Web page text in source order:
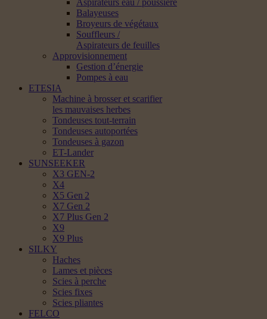
Aspirateurs eau / poussière
Balayeuses
Broyeurs de végétaux
Souffleurs /
Aspirateurs de feuilles
Approvisionnement
Gestion d’énergie
Pompes à eau
ETESIA
Machine à brosser et scarifier
les mauvaises herbes
Tondeuses tout-terrain
Tondeuses autoportées
Tondeuses à gazon
ET-Lander
SUNSEEKER
X3 GEN-2
X4
X5 Gen 2
X7 Gen 2
X7 Plus Gen 2
X9
X9 Plus
SILKY
Haches
Lames et pièces
Scies à perche
Scies fixes
Scies pliantes
FELCO